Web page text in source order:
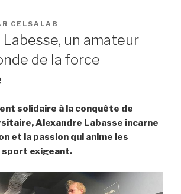
CELSALAB
un amateur
de la force
solidaire à la conquête de
Alexandre Labasse incarne
et la passion qui anime les
exigeant.